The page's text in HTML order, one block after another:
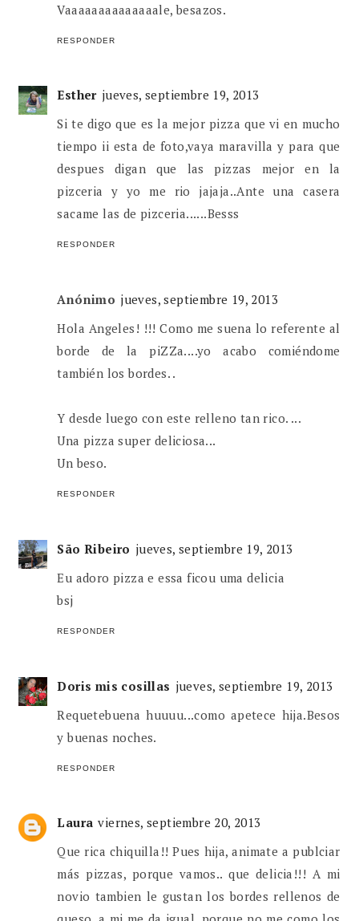
Vaaaaaaaaaaaaaale, besazos.
RESPONDER
Esther jueves, septiembre 19, 2013
Si te digo que es la mejor pizza que vi en mucho
tiempo ii esta de foto,vaya maravilla y para que
despues digan que las pizzas mejor en la
pizceria y yo me rio jajaja..Ante una casera
sacame las de pizceria......Besss
RESPONDER
Anónimo jueves, septiembre 19, 2013
Hola Angeles! !!! Como me suena lo referente al
borde de la piZZa....yo acabo comiéndome
también los bordes. .
Y desde luego con este relleno tan rico. ...
Una pizza super deliciosa...
Un beso.
RESPONDER
São Ribeiro jueves, septiembre 19, 2013
Eu adoro pizza e essa ficou uma delicia
bsj
RESPONDER
Doris mis cosillas jueves, septiembre 19, 2013
Requetebuena huuuu...como apetece hija.Besos
y buenas noches.
RESPONDER
Laura viernes, septiembre 20, 2013
Que rica chiquilla!! Pues hija, animate a publciar
más pizzas, porque vamos.. que delicia!!! A mi
novio tambien le gustan los bordes rellenos de